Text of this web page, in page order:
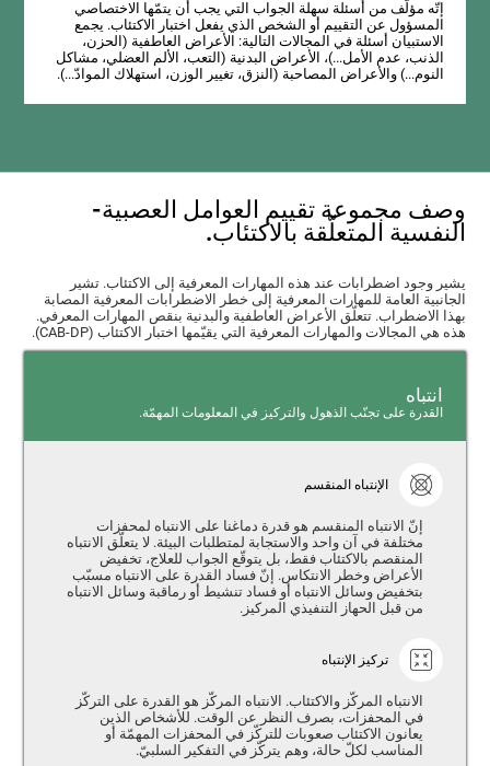
إتّه مؤلّف من أسئلة سهلة الجواب التي يجب أن يتمّها الاختصاصي
المسؤول عن التقييم أو الشخص الذي يفعل اختبار الاكتئاب. يجمع
الاستبيان أسئلة في المجالات التالية: الأعراض العاطفية (الحزن،
الذنب، عدم الأمل...)، الأعراض البدنية (التعب، الألم العضلي، مشاكل
النوم...) والأعراض المصاحبة (النزق، تغيير الوزن، استهلاك الموادّ...).
وصف مجموعة تقييم العوامل العصبية-
النفسية المتعلّقة بالاكتئاب.
يشير وجود اضطرابات عند هذه المهارات المعرفية إلى الاكتئاب. تشير
الجانبية العامة للمهارات المعرفية إلى خطر الاضطرابات المعرفية المصابة
بهذا الاضطراب. تتعلّق الأعراض العاطفية والبدنية بنقص المهارات المعرفي.
هذه هي المجالات والمهارات المعرفية التي يقيّمها اختبار الاكتئاب (CAB-DP).
انتباه
القدرة على تجنّب الذهول والتركيز في المعلومات المهمّة.
الإنتباه المنقسم
إنّ الانتباه المنقسم هو قدرة دماغنا على الانتباه لمحفزات
مختلفة في آن واحد والاستجابة لمتطلبات البيئة. لا يتعلّق الانتباه
المنقصم بالاكتئاب فقط، بل يتوقّع الجواب للعلاج، تخفيض
الأعراض وخطر الانتكاس. إنّ فساد القدرة على الانتباه مسبّب
بتخفيض وسائل الانتباه أو فساد تنشيط أو رماقبة وسائل الانتباه
من قبل الحهاز التنفيذي المركيز.
تركيز الإنتباه
الانتباه المركّز والاكتئاب. الانتباه المركّز هو القدرة على التركّز
في المحفزات، بصرف النظر عن الوقت. للأشخاص الذين
يعانون الاكتئاب صعوبات للتركّز في المحفزات المهمّة أو
المناسب لكلّ حالة، وهم يتركّز في التفكير السلبيّ.